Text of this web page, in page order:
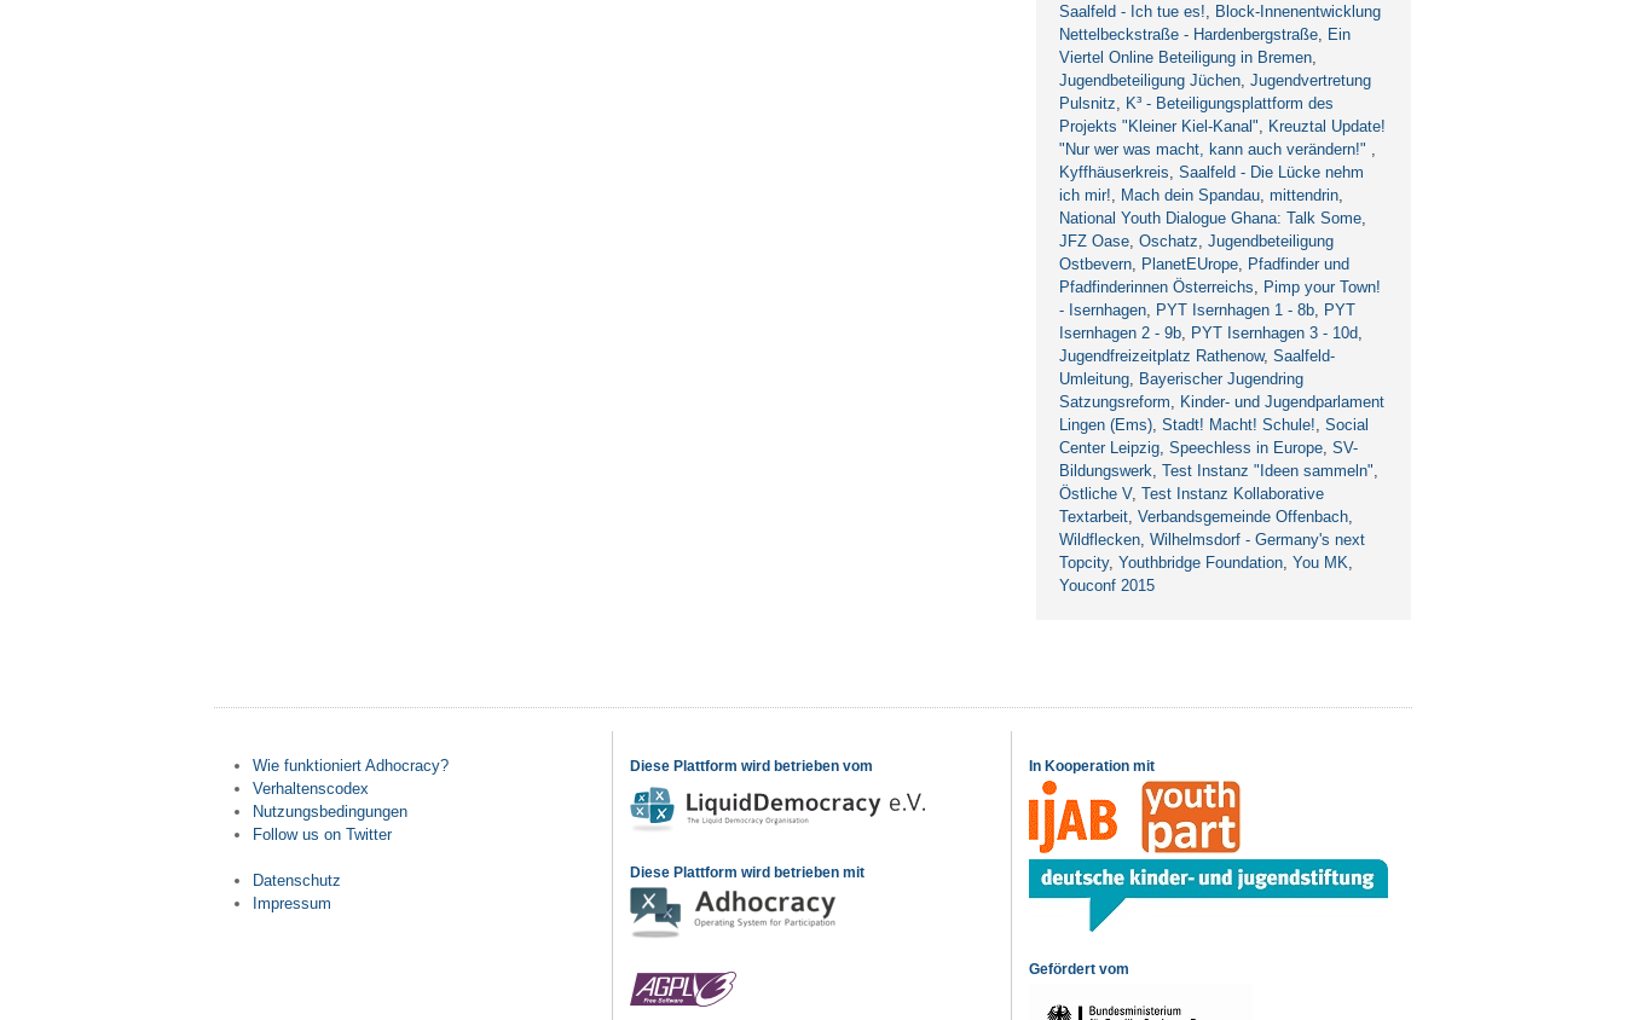
Saalfeld - Ich tue es!
Block-Innenentwicklung
Nettelbeckstraße - Hardenbergstraße Ein
Viertel Online Beteiligung in Bremen
Jugendbeteiligung Jüchen ,Jugendvertretung
Pulsnitz
K³ - Beteiligungsplattform des
Projekts "Kleiner Kiel-Kanal"
Kreuztal Update!
"Nur wer was macht, kann auch verändern!"
Kyffhäuserkreis ,Saalfeld - Die Lücke nehm
ich mir!
Mach dein Spandau ,mittendrin
National Youth Dialogue Ghana: Talk Some
JFZ Oase ,Oschatz ,Jugendbeteiligung
Ostbevern PlanetEUrope Pfadfinder und
Pfadfinderinnen Österreichs
Pimp your Town!
- Isernhagen PYT Isernhagen 1 - 8b PYT
Isernhagen 2 - 9b PYT Isernhagen 3 - 10d
Jugendfreizeitplatz Rathenow,Saalfeld-
Umleitung Bayerischer Jugendring
Satzungsreform
Kinder- und Jugendparlament
Lingen (Ems) ,Stadt! Macht! Schule! ,Social
Center Leipzig ,Speechless in Europe ,SV-
Bildungswerk ,Test Instanz "Ideen sammeln"
Östliche V,Test Instanz Kollaborative
Textarbeit ,Verbandsgemeinde Offenbach
Wildflecken ,Wilhelmsdorf - Germany's next
Topcity,Youthbridge Foundation ,You MK
Youconf 2015
Wie funktioniert Adhocracy?
Verhaltenscodex
Nutzungsbedingungen
Follow us on Twitter
Datenschutz
Impressum
Diese Plattform wird betrieben vom
Diese Plattform wird betrieben mit
In Kooperation mit
Gefördert vom